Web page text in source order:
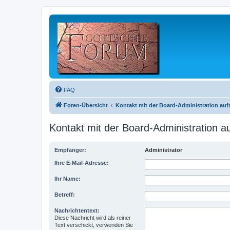
FAQ
Foren-Übersicht Kontakt mit der Board-Administration
Kontakt mit der Board-Administration
Empfänger: Administrator
Ihre E-Mail-Adresse:
Ihr Name:
Betreff:
Nachrichtentext:
Diese Nachricht wird als reiner
Text verschickt, verwenden Sie